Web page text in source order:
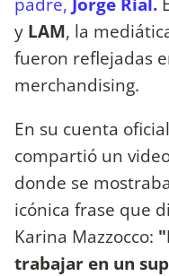
y LAM, la
fueron reflejadas
merchandising.
En su cuenta
compartió un
donde se
icónica frase que
Karina Mazzocco:
trabajar en un